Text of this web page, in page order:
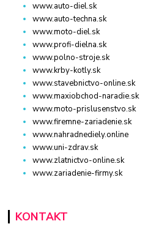
www.auto-diel.sk
www.auto-techna.sk
www.moto-diel.sk
www.profi-dielna.sk
www.polno-stroje.sk
www.krby-kotly.sk
www.stavebnictvo-online.sk
www.maxiobchod-naradie.sk
www.moto-prislusenstvo.sk
www.firemne-zariadenie.sk
www.nahradnediely.online
www.uni-zdrav.sk
www.zlatnictvo-online.sk
www.zariadenie-firmy.sk
KONTAKT